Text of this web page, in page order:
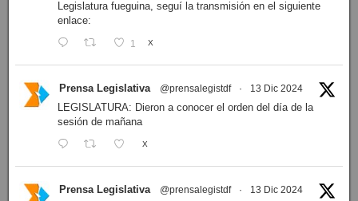
Legislatura fueguina, seguí la transmisión en el siguiente
enlace:
1 X
Prensa Legislativa @prensalegistdf · 13 Dic 2024
LEGISLATURA: Dieron a conocer el orden del día de la
sesión de mañana
X
Prensa Legislativa @prensalegistdf · 13 Dic 2024